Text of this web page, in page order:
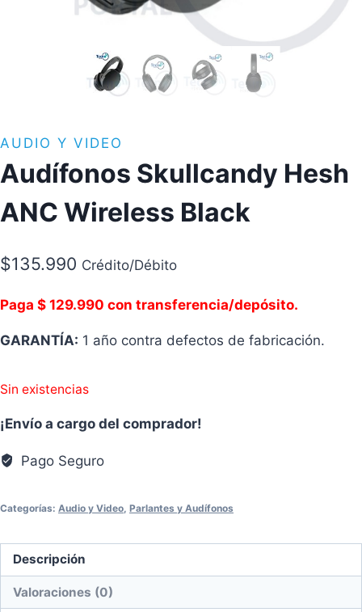
AUDIO Y VIDEO
Audífonos Skullcandy Hesh
ANC Wireless Black
$135.990 Crédito/Débito
Paga $ 129.990 con transferencia/depósito.
GARANTÍA: 1 año contra defectos de fabricación.
Sin existencias
¡Envío a cargo del comprador!
Pago Seguro
Categorías: Audio y Video Parlantes y Audífonos
Descripción
Valoraciones (0)